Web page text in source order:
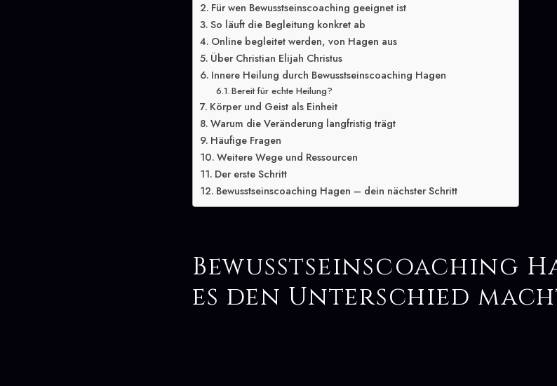
Für wen Bewusstseinscoaching geeignet ist
So läuft die Begleitung konkret ab
Online begleitet werden, von Hagen aus
Über Christian Elijah Christus
Innere Heilung durch Bewusstseinscoaching Hagen
Bereit für echte Heilung?
Körper und Geist als Einheit
Warum die Veränderung langfristig trägt
Häufige Fragen
Weitere Wege und Ressourcen
Der erste Schritt
Bewusstseinscoaching Hagen – dein nächster Schritt
Bewusstseinscoaching
es den Unterschied